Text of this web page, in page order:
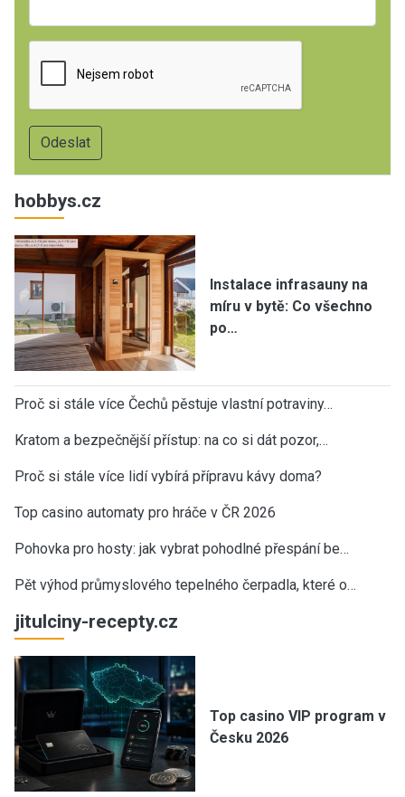
hobbys.cz
Instalace infrasauny na
míru v bytě: Co všechno
po…
Proč si stále více Čechů pěstuje vlastní potraviny…
Kratom a bezpečnější přístup: na co si dát pozor,…
Proč si stále více lidí vybírá přípravu kávy doma?
Top casino automaty pro hráče v ČR 2026
Pohovka pro hosty: jak vybrat pohodlné přespání be…
Pět výhod průmyslového tepelného čerpadla, které o…
jitulciny-recepty.cz
Top casino VIP program v
Česku 2026